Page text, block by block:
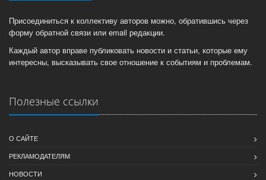
Присоединиться к коллективу авторов можно, обратившись через
форму обратной связи или email редакции.
Каждый автор вправе публиковать новости и статьи, которые ему
интересны, высказывать свое отношение к событиям и проблемам.
Полезные ссылки
О САЙТЕ
РЕКЛАМОДАТЕЛЯМ
НОВОСТИ